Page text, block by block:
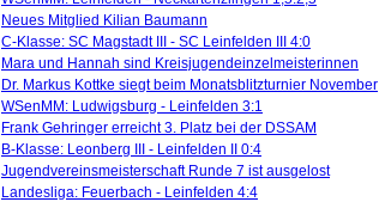
Neues Mitglied Kilian Baumann
C-Klasse: SC Magstadt III - SC Leinfelden III 4:0
Mara und Hannah sind Kreisjugendeinzelmeisterinnen
Dr. Markus Kottke siegt beim Monatsblitzturnier November
WSenMM: Ludwigsburg - Leinfelden 3:1
Frank Gehringer erreicht 3. Platz bei der DSSAM
B-Klasse: Leonberg III - Leinfelden II 0:4
Jugendvereinsmeisterschaft Runde 7 ist ausgelost
Landesliga: Feuerbach - Leinfelden 4:4